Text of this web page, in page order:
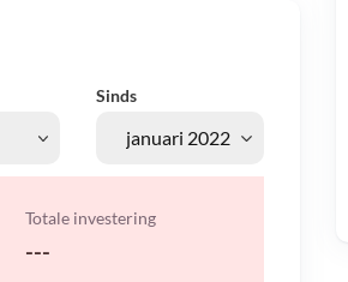
Sinds
Totale investering
---